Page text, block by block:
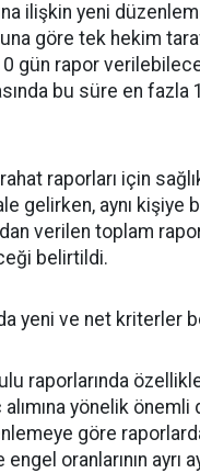
ilişkin yeni
göre tek hekim
gün rapor
bu süre en fazla
raporları için
gelirken, aynı kişiye
verilen toplam
belirtildi.
yeni ve net kriterler
raporlarında
yönelik
göre
oranlarının ayrı